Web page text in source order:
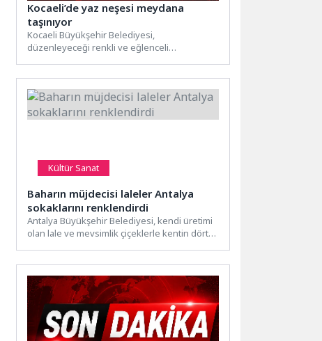
Kocaeli’de yaz neşesi meydana
taşınıyor
Kocaeli Büyükşehir Belediyesi,
düzenleyeceği renkli ve eğlenceli
Kültür Sanat
Baharın müjdecisi laleler Antalya
sokaklarını renklendirdi
Antalya Büyükşehir Belediyesi, kendi üretimi
olan lale ve mevsimlik çiçeklerle kentin dört